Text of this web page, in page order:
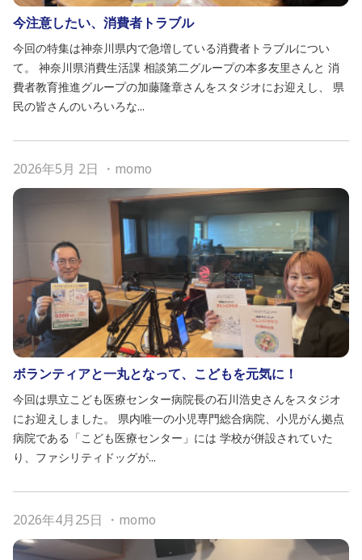
今注意したい、消費者トラブル
今回の特集は神奈川県内で急増している消費者トラブルについ
て。 神奈川県消費生活課 相談第二グループの本多友里さんと 消
費者教育推進グループの加藤隆章さんをスタジオにお迎えし、 県
民の皆さんのいろいろな...
2026年5月 2日 ・ momo
ボランティアと一丸となって、こどもを元気に！
今回は県立こども医療センター病院長の石川浩史さんをスタジオ
にお迎えしました。 県内唯一の小児専門総合病院、小児がん拠点
病院である「こども医療センター」には 学校が併設されていた
り、ファシリティドッグが...
2026年4月25日 ・ momo